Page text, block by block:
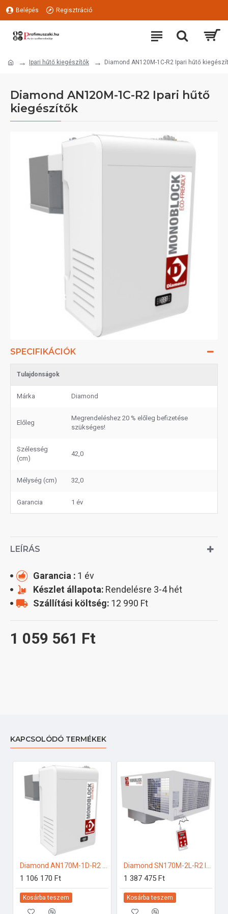
Belépés Regisztráció
Ipari hűtő kiegészítők Diamond AN120M-1C-R2 Ipari hűtő
Diamond AN120M-1C-R2 Ipari hűtő
kiegészítők
SPECIFIKÁCIÓK
Tulajdonságok
Márka Diamond
Előleg
Megrendeléshez 20 % előleg befizetése
szükséges!
Szélesség
(cm)
42,0
Mélység (cm) 32,0
Garancia 1 év
LEÍRÁS
1 059 561 Ft
Garancia : 1 év
Készlet állapota: Rendelésre 3-4 hét
Szállítási költség: 12 990 Ft
KAPCSOLÓDÓ TERMÉKEK
1 106 170 Ft
Kosárba teszem
1 387 475 Ft
Kosárba teszem